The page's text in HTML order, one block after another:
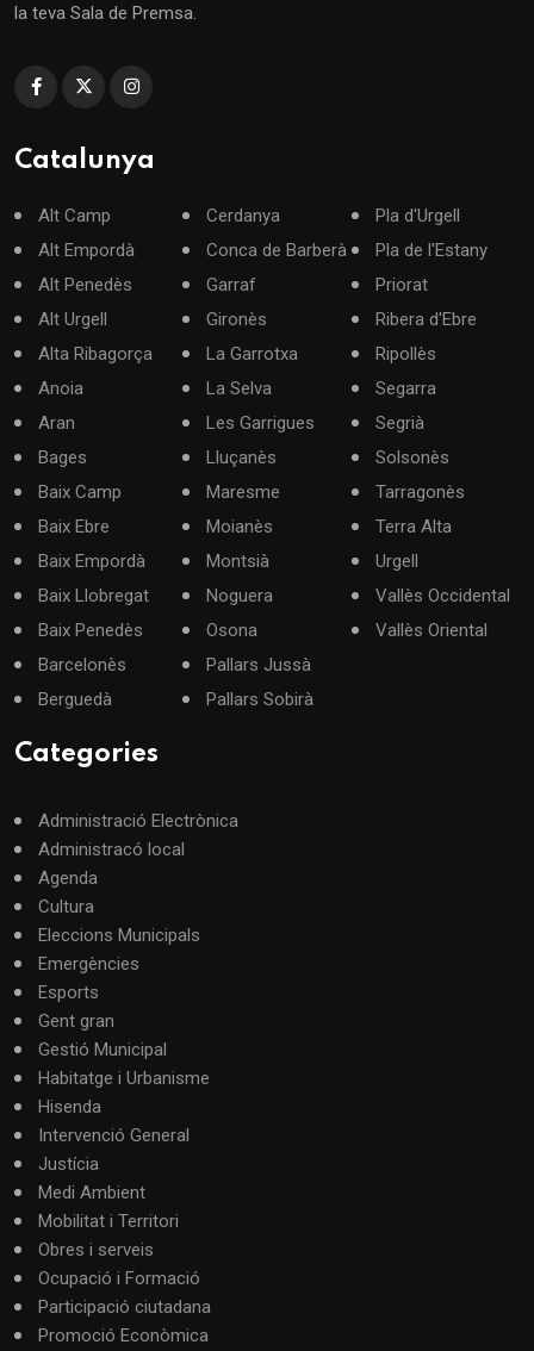
la teva Sala de Premsa.
Catalunya
Alt Camp
Alt Empordà
Alt Penedès
Alt Urgell
Alta Ribagorça
Anoia
Aran
Bages
Baix Camp
Baix Ebre
Baix Empordà
Baix Llobregat
Baix Penedès
Barcelonès
Berguedà
Cerdanya
Conca de Barberà
Garraf
Gironès
La Garrotxa
La Selva
Les Garrigues
Lluçanès
Maresme
Moianès
Montsià
Noguera
Osona
Pallars Jussà
Pallars Sobirà
Pla d'Urgell
Pla de l'Estany
Priorat
Ribera d'Ebre
Ripollès
Segarra
Segrià
Solsonès
Tarragonès
Terra Alta
Urgell
Vallès Occidental
Vallès Oriental
Categories
Administració Electrònica
Administracó local
Agenda
Cultura
Eleccions Municipals
Emergències
Esports
Gent gran
Gestió Municipal
Habitatge i Urbanisme
Hisenda
Intervenció General
Justícia
Medi Ambient
Mobilitat i Territori
Obres i serveis
Ocupació i Formació
Participació ciutadana
Promoció Econòmica